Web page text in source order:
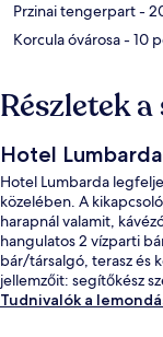
Przinai tengerpart-
Korcula óvárosa- 10
Részletek
Hotel Lumbarda
Hotel Lumbarda
közelében. A
harapnál valamit,
hangulatos 2 vízparti
bár/társalgó, terasz és
jellemzőit: segítőkész
Tudnivalók a